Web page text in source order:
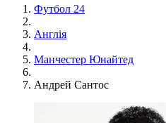
Футбол 24
Англія
Манчестер Юнайтед
Андрей Сантос